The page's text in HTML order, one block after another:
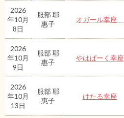
2026
年10月
8日
服部 耶
惠子
オガール幸座
2026
年10月
9日
服部 耶
惠子
やはぱーく幸座
2026
年10月
13日
服部 耶
惠子
けたる幸座